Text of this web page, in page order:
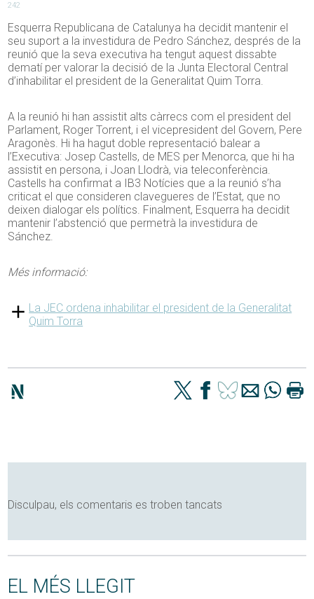
242
Esquerra Republicana de Catalunya ha decidit mantenir el
seu suport a la investidura de Pedro Sánchez, després de la
reunió que la seva executiva ha tengut aquest dissabte
dematí per valorar la decisió de la Junta Electoral Central
d’inhabilitar el president de la Generalitat Quim Torra.
A la reunió hi han assistit alts càrrecs com el president del
Parlament, Roger Torrent, i el vicepresident del Govern, Pere
Aragonès. Hi ha hagut doble representació balear a
l’Executiva: Josep Castells, de MES per Menorca, que hi ha
assistit en persona, i Joan Llodrà, via teleconferència.
Castells ha confirmat a IB3 Notícies que a la reunió s’ha
criticat el que consideren clavegueres de l’Estat, que no
deixen dialogar els polítics. Finalment, Esquerra ha decidit
mantenir l’abstenció que permetrà la investidura de
Sánchez.
Més informació:
La JEC ordena inhabilitar el president de la Generalitat
Quim Torra
Disculpau, els comentaris es troben tancats
EL MÉS LLEGIT